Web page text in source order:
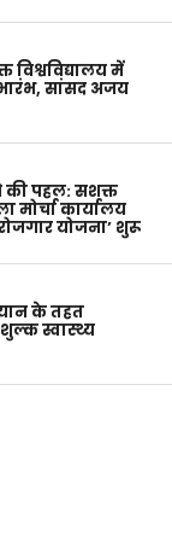
विश्वविद्यालय में
सांसद अजय
की पहल: सशक्त
मोर्चा कार्यालय
योजना’ शुरू
के तहत
स्वास्थ्य